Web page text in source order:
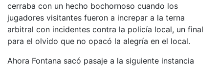
cerraba con un hecho bochornoso cuando los
jugadores visitantes fueron a increpar a la terna
arbitral con incidentes contra la policía local, un final
para el olvido que no opacó la alegría en el local.
Ahora Fontana sacó pasaje a la siguiente instancia